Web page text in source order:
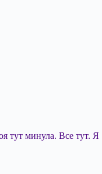
тут минула. Все тут. Я